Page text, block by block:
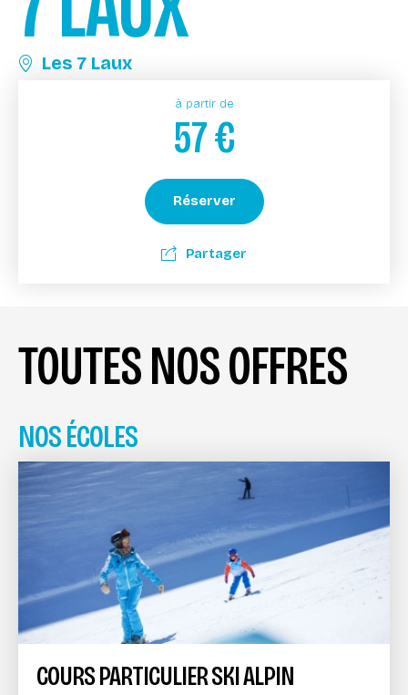
Les 7 Laux
à partir de
57€
Réserver
Partager
TOUTES NOS OFFRES
NOS ÉCOLES
COURS PARTICULIER SKI ALPIN